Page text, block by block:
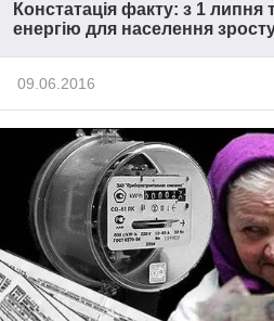
Констатація факту: з 1
енергію для населення
09.06.2016